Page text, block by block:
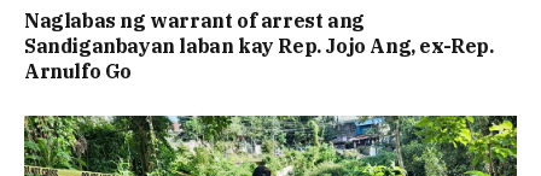
Naglabas ng warrant of arrest ang
Sandiganbayan laban kay Rep. Jojo Ang, ex-Rep.
Arnulfo Go